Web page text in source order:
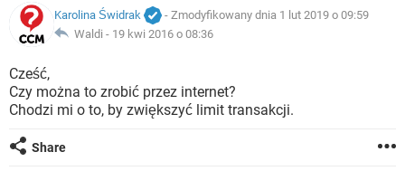
WINDOWS 10
IOS NETFLIX
INSTAGRAM
WINDOWS 10
GRY
INSTAGRAM FACEBOOK
ARTYKUŁY
COVID-19
GRY
SPOTIFY NETFLIX
INSTAGRAM
Karolina Świdrak
- Zmodyfikowany dnia 1 lut 2019 o 09:59
Waldi - 19 kwi 2016 o 08:36
Cześć,
Czy można to zrobić przez internet?
Chodzi mi o to, by zwiększyć limit transakcji.
Share